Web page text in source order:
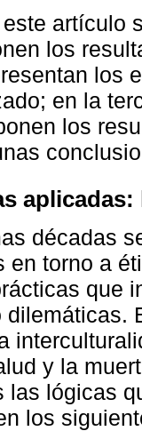
artículo
los
los
en la
los
décadas
en torno a
que
dilemáticas.
y la
las lógicas
los